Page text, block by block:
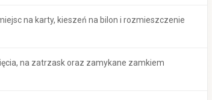
na karty, kieszeń na bilon i rozmieszczenie
na zatrzask oraz zamykane zamkiem